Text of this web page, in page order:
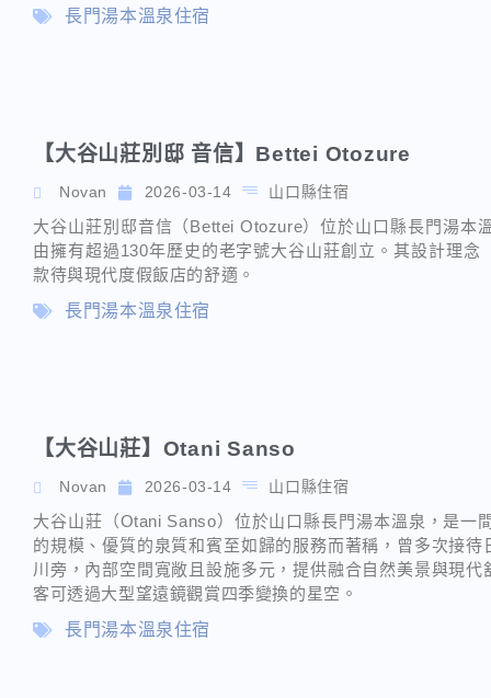
長門湯本溫泉住宿
【大谷山莊別邸 音信】Bettei Otozure
Novan 2026-03-14 山口縣住宿
大谷山莊別邸音信（Bettei Otozure）位於山口縣長門湯本
由擁有超過130年歷史的老字號大谷山莊創立。其設計理
款待與現代度假飯店的舒適。
長門湯本溫泉住宿
【大谷山莊】Otani Sanso
Novan 2026-03-14 山口縣住宿
大谷山莊（Otani Sanso）位於山口縣長門湯本溫泉，是一
的規模、優質的泉質和賓至如歸的服務而著稱，曾多次接
川旁，內部空間寬敞且設施多元，提供融合自然美景與現
客可透過大型望遠鏡觀賞四季變換的星空。
長門湯本溫泉住宿